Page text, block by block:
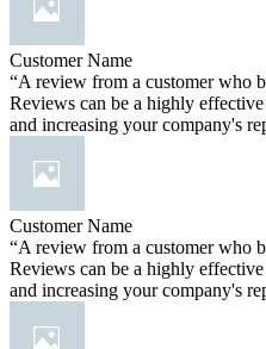
Customer Name
“A review from a customer who
Reviews can be a highly
and increasing your company's
Customer Name
“A review from a customer who
Reviews can be a highly
and increasing your company's